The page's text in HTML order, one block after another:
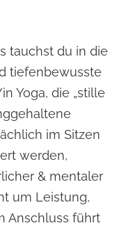
tauchst du in die
tiefenbewusste
Yoga, die „stille
im Sitzen
werden,
& mentaler
um Leistung,
Anschluss führt